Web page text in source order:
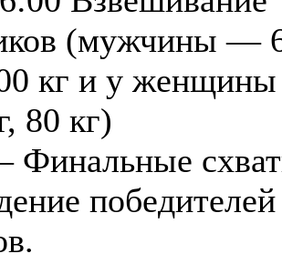
(мужчины —
кг и у
80 кг)
Финальные